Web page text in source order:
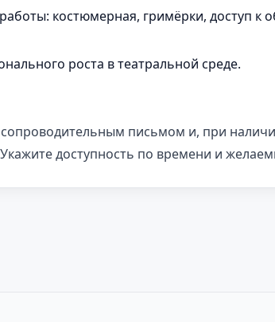
костюмерная, гримёрки, доступ к
роста в театральной среде.
письмом и, при
доступность по времени и